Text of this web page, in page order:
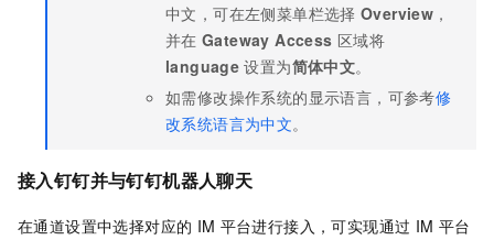
中文，可在左侧菜单栏选择 Overview ，
并在 Gateway Access 区域将
language 设置为简体中文。
如需修改操作系统的显示语言，可参考修
改系统语言为中文。
接入钉钉并与钉钉机器人聊天
在通道设置中选择对应的 IM 平台进行接入，可实现通过 IM 平台